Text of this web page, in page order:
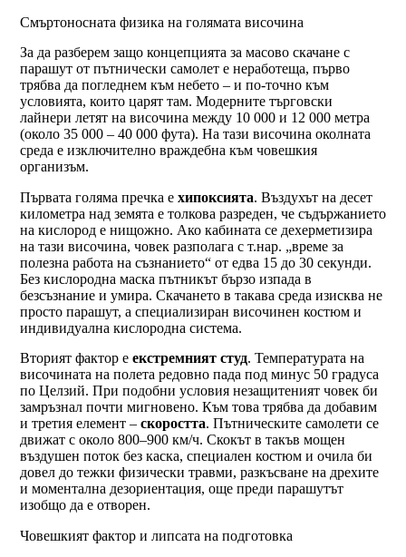
Смъртоносната физика на голямата височина
За да разберем защо концепцията за масово скачане с
парашут от пътнически самолет е неработеща, първо
трябва да погледнем към небето – и по-точно към
условията, които царят там. Модерните търговски
лайнери летят на височина между 10 000 и 12 000 метра
(около 35 000 – 40 000 фута). На тази височина околната
среда е изключително враждебна към човешкия
организъм.
Първата голяма пречка е хипоксията. Въздухът на десет
километра над земята е толкова разреден, че съдържанието
на кислород е нищожно. Ако кабината се дехерметизира
на тази височина, човек разполага с т.нар. „време за
полезна работа на съзнанието“ от едва 15 до 30 секунди.
Без кислородна маска пътникът бързо изпада в
безсъзнание и умира. Скачането в такава среда изисква не
просто парашут, а специализиран височинен костюм и
индивидуална кислородна система.
Вторият фактор е екстремният студ. Температурата на
височината на полета редовно пада под минус 50 градуса
по Целзий. При подобни условия незащитеният човек би
замръзнал почти мигновено. Към това трябва да добавим
и третия елемент – скоростта. Пътническите самолети се
движат с около 800–900 км/ч. Скокът в такъв мощен
въздушен поток без каска, специален костюм и очила би
довел до тежки физически травми, разкъсване на дрехите
и моментална дезориентация, още преди парашутът
изобщо да е отворен.
Човешкият фактор и липсата на подготовка